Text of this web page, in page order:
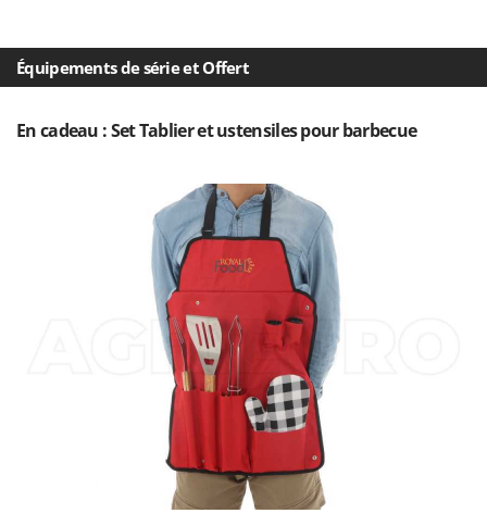
V
Vêtements de Sécurité
M
M.A.I.BO.
Macte Ovens
Marina Systems
Équipements de série et Offert
En cadeau : Set Tablier et ustensiles pour barbecue